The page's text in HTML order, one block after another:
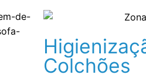
Colchões